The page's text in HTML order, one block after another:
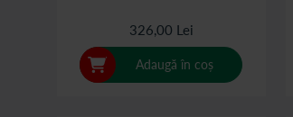
326,00 Lei
Adaugă în coș